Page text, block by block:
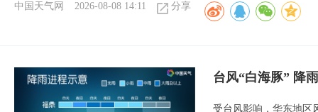
中国天气网 2026-08-08 14:11 分享
台风“白海豚” 降
受台风影响，华东地区